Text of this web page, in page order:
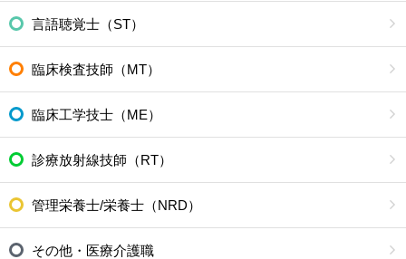
言語聴覚士（ST）
臨床検査技師（MT）
臨床工学技士（ME）
診療放射線技師（RT）
管理栄養士/栄養士（NRD）
その他・医療介護職